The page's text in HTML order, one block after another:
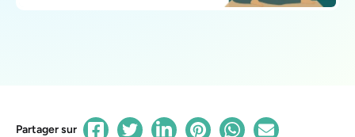
Partager sur